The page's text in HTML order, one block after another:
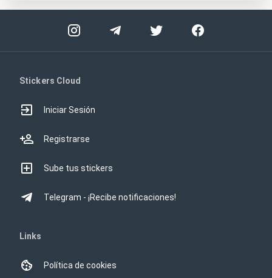
Stickers Cloud
Iniciar Sesión
Registrarse
Sube tus stickers
Telegram - ¡Recibe notificaciones!
Links
Política de cookies